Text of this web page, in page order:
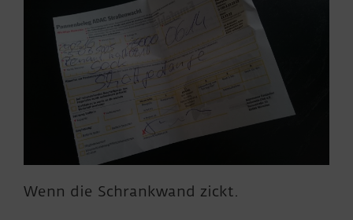
Wenn die Schrankwand zickt.